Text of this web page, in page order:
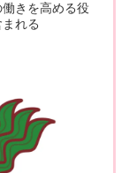
働きを高める役
れる